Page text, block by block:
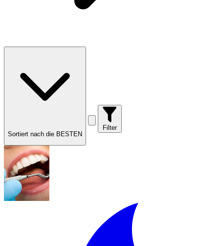
Sortiert nach die BESTEN
Filter